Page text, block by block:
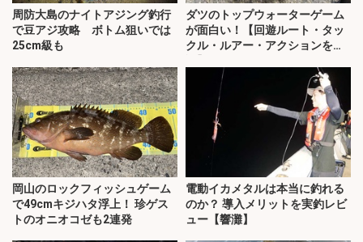
周防大島のナイトアジング釣行
で豆アジ攻略 ボトム狙いでは
25cm級も
ダツのトップウォーターゲーム
が面白い！【回遊ルート・タッ
クル・ルアー・アクションを解
岡山のロックフィッシュゲーム
で49cmキジハタ浮上！ 珍ゲス
トのオニオコゼも2連発
電動イカメタルは本当に釣れる
のか？ 導入メリットを実釣レビ
ュー【響灘】